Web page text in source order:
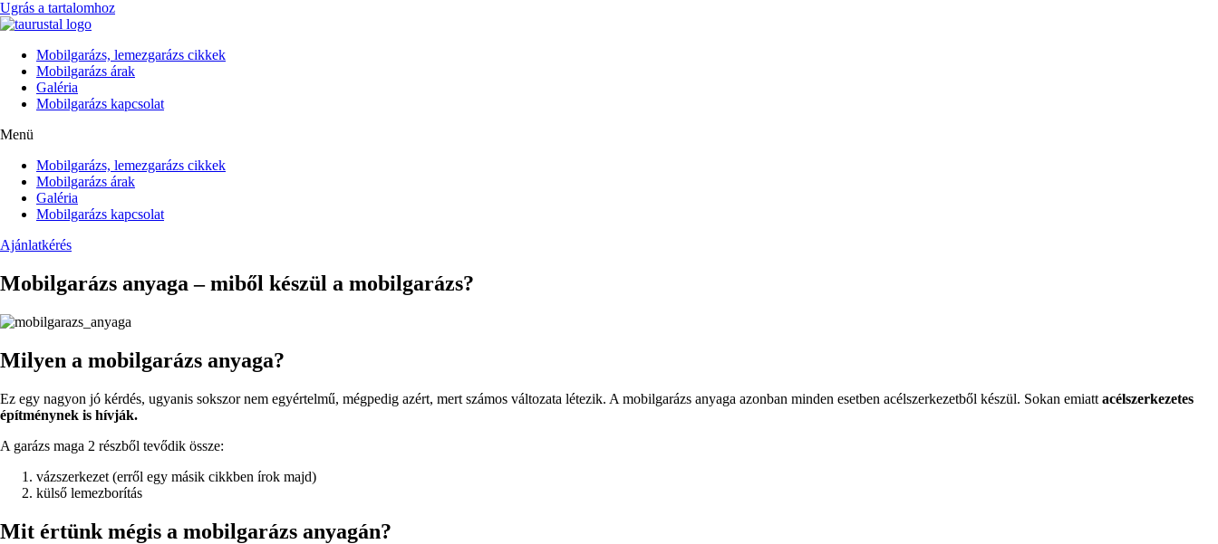
Ugrás a tartalomhoz
Mobilgarázs, lemezgarázs cikkek
Mobilgarázs árak
Galéria
Mobilgarázs kapcsolat
Menü
Mobilgarázs, lemezgarázs cikkek
Mobilgarázs árak
Galéria
Mobilgarázs kapcsolat
Ajánlatkérés
Mobilgarázs anyaga – miből készül a mobilgarázs?
Milyen a mobilgarázs anyaga?
Ez egy nagyon jó kérdés, ugyanis sokszor nem egyértelmű, mégpedig azért, mert számos változata létezik. A mobilgarázs anyaga azonban minden esetben acélszerkezetből készül. Sokan emiatt acélszerkezetes
építménynek is hívják.
A garázs maga 2 részből tevődik össze:
vázszerkezet (erről egy másik cikkben írok majd)
külső lemezborítás
Mit értünk mégis a mobilgarázs anyagán?